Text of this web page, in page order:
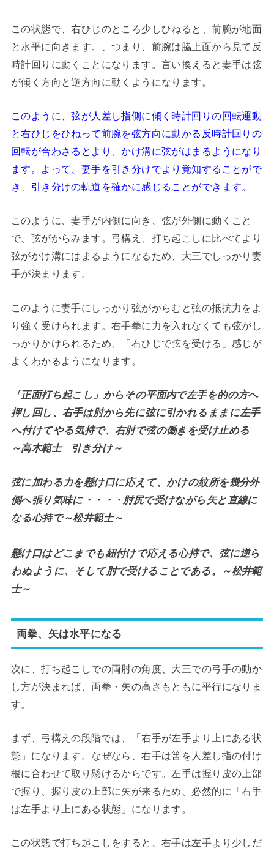
この状態で、右ひじのところ少しひねると、前腕が地面
と水平に向きます。、つまり、前腕は脇上面から見て反
時計回りに動くことになります。言い換えると妻手は弦
が傾く方向と逆方向に動くようになります。
このように、弦が人差し指側に傾く時計回りの回転運動
と右ひじをひねって前腕を弦方向に動かる反時計回りの
回転が合わさるとより、かけ溝に弦がはまるようになり
ます。よって、妻手を引き分けでより覚知することがで
き、引き分けの軌道を確かに感じることができます。
このように、妻手が内側に向き、弦が外側に動くこと
で、弦がからみます。弓構え、打ち起こしに比べてより
弦がかけ溝にはまるようになるため、大三でしっかり妻
手が決まります。
このように妻手にしっかり弦がからむと弦の抵抗力をよ
り強く受けられます。右手拳に力を入れなくても弦がし
っかりかけられるため、「右ひじで弦を受ける」感じが
よくわかるようになります。
「正面打ち起こし」からその平面内で左手を的の方へ
押し回し、右手は肘から先に弦に引かれるままに左手
へ付けてやる気持で、右肘で弦の働きを受け止める
～高木範士 引き分け～
弦に加わる力を懸け口に応えて、かけの紋所を幾分外
側へ張り気味に・・・・肘尻で受けながら矢と直線に
なる心持で～松井範士～
懸け口はどこまでも紐付けで応える心持で、弦に逆ら
わぬように、そして肘で受けることである。～松井範
士～
両拳、矢は水平になる
次に、打ち起こしでの両肘の角度、大三での弓手の動か
し方が決まれば、両拳・矢の高さもともに平行になりま
す。
まず、弓構えの段階では、「右手が左手より上にある状
態」になります。なぜなら、右手は筈を人差し指の付け
根に合わせて取り懸けるからです。左手は握り皮の上部
で握り、握り皮の上部に矢が来るため、必然的に「右手
は左手より上にある状態」になります。
この状態で打ち起こしをすると、右手は左手より少しだ